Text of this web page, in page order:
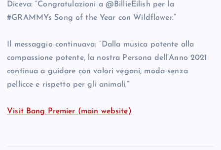
Diceva: “Congratulazioni a @BillieEilish per la
#GRAMMYs Song of the Year con Wildflower.”
Il messaggio continuava: “Dalla musica potente alla
compassione potente, la nostra Persona dell’Anno 2021
continua a guidare con valori vegani, moda senza
pellicce e rispetto per gli animali.”
Visit Bang Premier (main website)